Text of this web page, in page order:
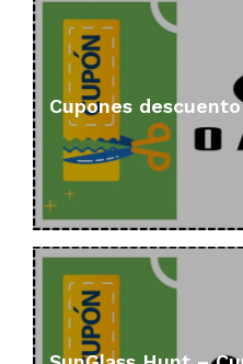
Cupones